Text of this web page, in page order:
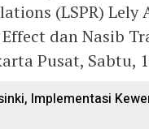
(LSPR)
dan Nasib
Pusat, Sabtu,
Implementasi